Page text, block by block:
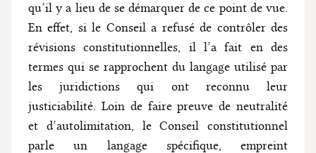
qu’il y a lieu de se démarquer de ce point de vue.
En effet, si le Conseil a refusé de contrôler des
révisions constitutionnelles, il l’a fait en des
termes qui se rapprochent du langage utilisé par
les juridictions qui ont reconnu leur
justiciabilité. Loin de faire preuve de neutralité
et d’autolimitation, le Conseil constitutionnel
parle un langage spécifique, empreint